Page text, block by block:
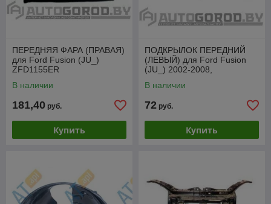
ПЕРЕДНЯЯ ФАРА (ПРАВАЯ)
для Ford Fusion (JU_)
ZFD1155ER
В наличии
181,40 руб.
Купить
ПОДКРЫЛОК ПЕРЕДНИЙ
(ЛЕВЫЙ) для Ford Fusion
(JU_) 2002-2008,
В наличии
72 руб.
Купить